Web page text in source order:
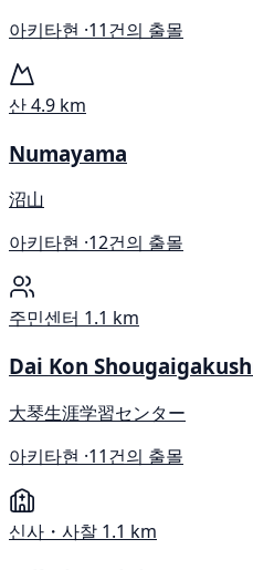
아키타현 ·11건의 출몰
산4.9 km
Numayama
沼山
아키타현 ·12건의 출몰
주민센터 1.1 km
Dai Kon
大琴生涯学習センター
아키타현 ·11건의 출몰
신사・사찰 1.1 km